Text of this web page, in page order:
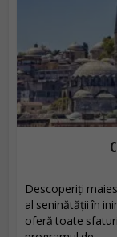
Descoperiți
al seninătății în
oferă toate